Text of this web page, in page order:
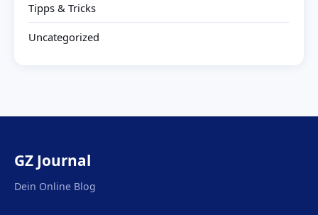
Tipps & Tricks
Uncategorized
GZ Journal
Dein Online Blog